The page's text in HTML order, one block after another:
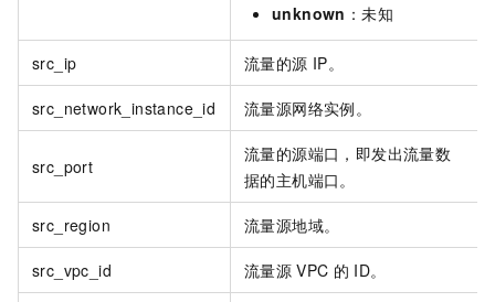
unknown ：未知
src_ip 流量的源 IP。
src_network_instance_id 流量源网络实例。
src_port
流量的源端口，即发出流量数
据的主机端口。
src_region 流量源地域。
src_vpc_id 流量源 VPC 的 ID。